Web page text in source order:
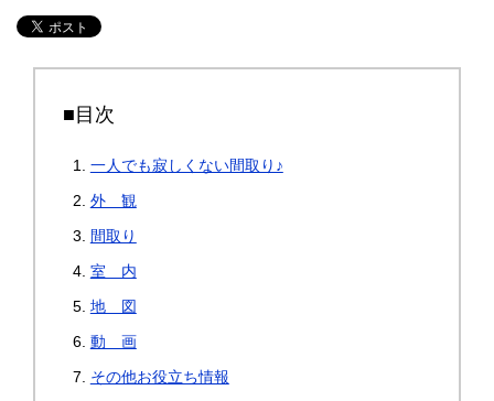
■目次
一人でも寂しくない間取り♪
外 観
間取り
室 内
地 図
動 画
その他お役立ち情報